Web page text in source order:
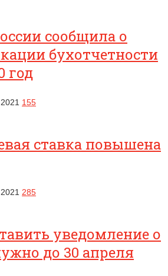
сообщила о
бухотчетности
год
155
ставка повышена
285
уведомление о
до 30 апреля